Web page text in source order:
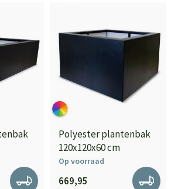
Polyester plantenbak
120x120x60 cm
Op voorraad
669,95